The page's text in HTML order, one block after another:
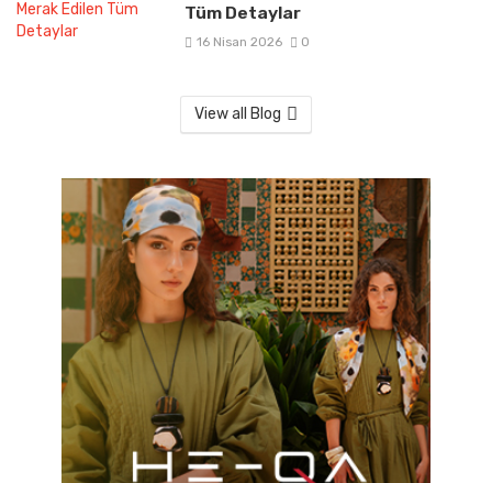
Tüm Detaylar
16 Nisan 2026 0
View all Blog